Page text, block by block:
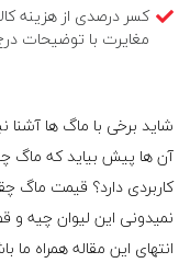
کسر درصدی از هزینه
مغایرت با توضیحات
شاید برخی با ماگ ها آشنا
آن ها پیش بیاید که ماگ
کاربردی دارد؟ قیمت ماگ
نمیدونی این لیوان چیه و
انتهای این مقاله همراه